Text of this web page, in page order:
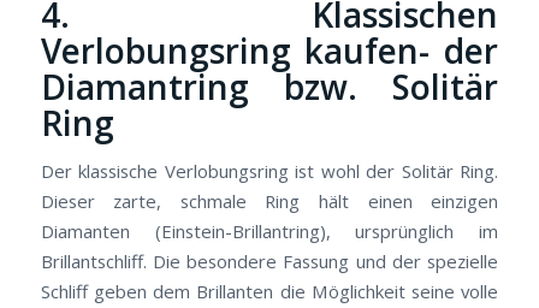
4. Klassischen
Verlobungsring kaufen- der
Diamantring bzw. Solitär
Ring
Der klassische Verlobungsring ist wohl der Solitär Ring.
Dieser zarte, schmale Ring hält einen einzigen
Diamanten (Einstein-Brillantring), ursprünglich im
Brillantschliff. Die besondere Fassung und der spezielle
Schliff geben dem Brillanten die Möglichkeit seine volle